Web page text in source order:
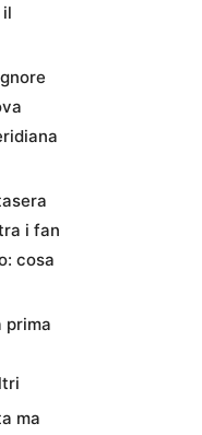
i fan
cosa
prima
ma